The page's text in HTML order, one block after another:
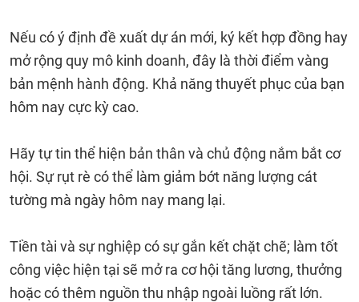
Nếu có ý định đề xuất dự án mới, ký kết hợp đồng hay
mở rộng quy mô kinh doanh, đây là thời điểm vàng
bản mệnh hành động. Khả năng thuyết phục của bạn
hôm nay cực kỳ cao.
Hãy tự tin thể hiện bản thân và chủ động nắm bắt cơ
hội. Sự rụt rè có thể làm giảm bớt năng lượng cát
tường mà ngày hôm nay mang lại.
Tiền tài và sự nghiệp có sự gắn kết chặt chẽ; làm tốt
công việc hiện tại sẽ mở ra cơ hội tăng lương, thưởng
hoặc có thêm nguồn thu nhập ngoài luồng rất lớn.